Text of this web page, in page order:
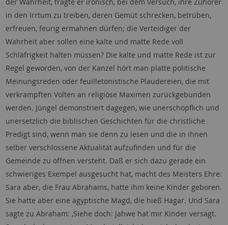
in den Irrtum zu treiben, deren Gemüt schrecken, betrüben,
erfreuen, feurig ermahnen dürfen; die Verteidiger der
Wahrheit aber sollen eine kalte und matte Rede voll
Schläfrigkeit halten müssen? Die kalte und matte Rede ist zur
Regel geworden, von der Kanzel hört man platte politische
Meinungsreden oder feuilletonistische Plaudereien, die mit
verkrampften Volten an religiöse Maximen zurückgebunden
werden. Jüngel demonstriert dagegen, wie unerschöpflich und
unersetzlich die biblischen Geschichten für die christliche
Predigt sind, wenn man sie denn zu lesen und die in ihnen
selber verschlossene Aktualität aufzufinden und für die
Gemeinde zu öffnen versteht. Daß er sich dazu gerade ein
schwieriges Exempel ausgesucht hat, macht des Meisters Ehre:
Sara aber, die Frau Abrahams, hatte ihm keine Kinder geboren.
Sie hatte aber eine ägyptische Magd, die hieß Hagar. Und Sara
sagte zu Abraham: ‚Siehe doch: Jahwe hat mir Kinder versagt.